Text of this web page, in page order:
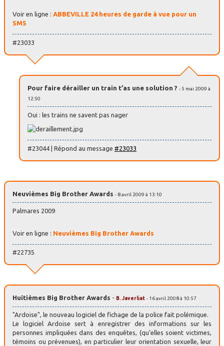
Voir en ligne : ABBEVILLE 24 heures de garde à vue pour un
SMS
#23033
Pour faire dérailler un train t’as une solution ? - 5 mai 2009 à
12:50
Oui : les trains ne savent pas nager
#23044 | Répond au message #23033
Neuvièmes Big Brother Awards - 8 avril 2009 à 13:10
Palmares 2009
Voir en ligne : Neuvièmes Big Brother Awards
#22735
Huitièmes Big Brother Awards - B. Javerliat - 16 avril 2008 à 10:57
"Ardoise", le nouveau logiciel de fichage de la police fait polémique.
Le logiciel Ardoise sert à enregistrer des informations sur les
personnes impliquées dans des enquêtes, (qu’elles soient victimes,
témoins ou prévenues), en particulier leur orientation sexuelle, leur